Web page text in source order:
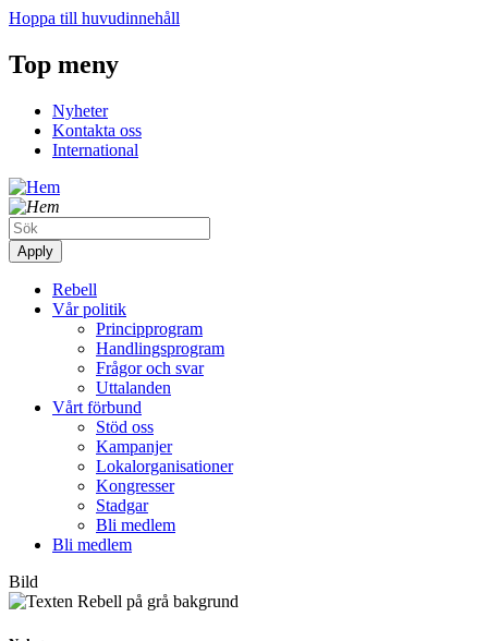
Hoppa till huvudinnehåll
Top meny
Nyheter
Kontakta oss
International
Rebell
Vår politik
Principprogram
Handlingsprogram
Frågor och svar
Uttalanden
Vårt förbund
Stöd oss
Kampanjer
Lokalorganisationer
Kongresser
Stadgar
Bli medlem
Bli medlem
Bild